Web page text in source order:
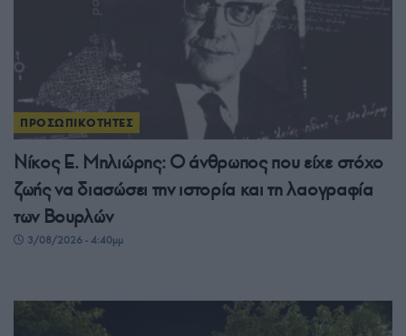
ΠΡΟΣΩΠΙΚΟΤΗΤΕΣ
Νίκος Ε. Μηλιώρης: Ο άνθρωπος που είχε στόχο
ζωής να διασώσει την ιστορία και τη λαογραφία
των Βουρλών
3/08/2026 - 4:40μμ